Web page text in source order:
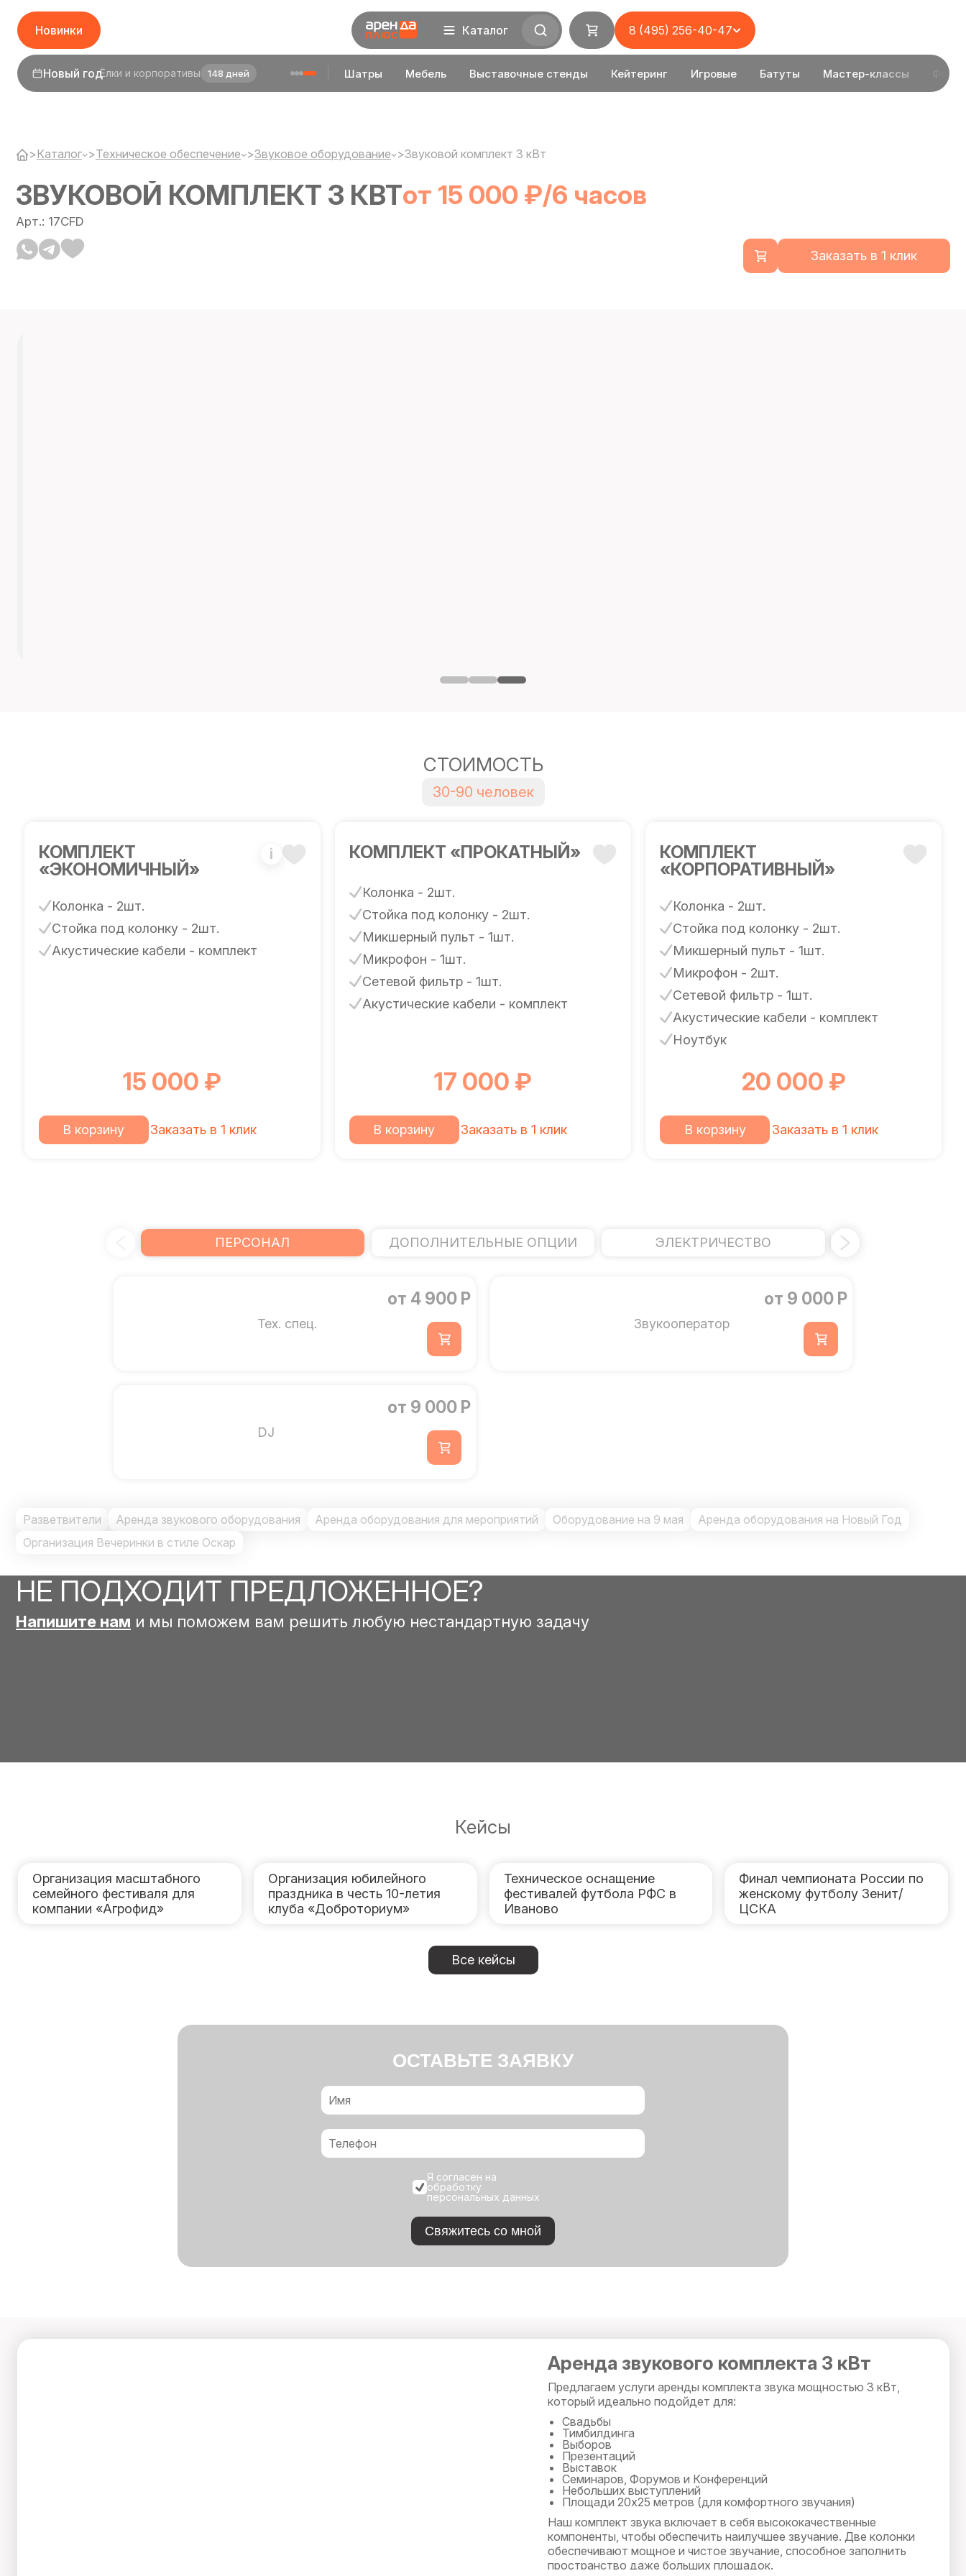
Новинки
1 сентябряДень знаний 26 дней Шатры Мебель Выставочные стенды Кейтеринг Игровые Батуты Мастер-классы
Каталог 8 (495) 256-40-47
>Каталог >Техническое обеспечение >Звуковое оборудование >Звуковой комплект 3 кВт
ЗВУКОВОЙ КОМПЛЕКТ 3 КВТот 15 000 ₽/6 часов
Арт.: 17CFD
Заказать в 1 клик
СТОИМОСТЬ
30-90 человек
КОМПЛЕКТ
«ЭКОНОМИЧНЫЙ»
i
Колонка - 2шт.
Стойка под колонку - 2шт.
Акустические кабели - комплект
15 000 ₽
В корзину Заказать в 1 клик
КОМПЛЕКТ «ПРОКАТНЫЙ»
Колонка - 2шт.
Стойка под колонку - 2шт.
Микшерный пульт - 1шт.
Микрофон - 1шт.
Сетевой фильтр - 1шт.
Акустические кабели - комплект
17 000 ₽
В корзину Заказать в 1 клик
КОМПЛЕКТ
«КОРПОРАТИВНЫЙ»
Колонка - 2шт.
Стойка под колонку - 2шт.
Микшерный пульт - 1шт.
Микрофон - 2шт.
Сетевой фильтр - 1шт.
Акустические кабели - комплект
Ноутбук
20 000 ₽
В корзину Заказать в 1 клик
ПЕРСОНАЛ ДОПОЛНИТЕЛЬНЫЕ ОПЦИИ ЭЛЕКТРИЧЕСТВО
Тех. спец.
от 4 900 Р
Звукооператор
от 9 000 Р
DJ
от 9 000 Р
Разветвители Аренда звукового оборудования Аренда оборудования для мероприятий Оборудование на 9 мая
Аренда оборудования на Новый Год
Организация Вечеринки в стиле Оскар
НЕ ПОДХОДИТ ПРЕДЛОЖЕННОЕ?
Напишите нам и мы поможем вам решить любую нестандартную задачу
Кейсы
Организация масштабного
семейного фестиваля для
компании «Агрофид»
Организация юбилейного
праздника в честь 10-летия
клуба «Доброториум»
Техническое оснащение
фестивалей футбола РФС в
Иваново
Финал чемпионата России по
женскому футболу Зенит/
ЦСКА
Все кейсы
ОСТАВЬТЕ ЗАЯВКУ
Я согласен на
обработку
персональных данных
Свяжитесь со мной
Аренда звукового комплекта 3 кВт
Предлагаем услуги аренды комплекта звука мощностью 3 кВт,
который идеально подойдет для:
Свадьбы
Тимбилдинга
Выборов
Презентаций
Выставок
Семинаров, Форумов и Конференций
Небольших выступлений
Площади 20х25 метров (для комфортного звучания)
Наш комплект звука включает в себя высококачественные
компоненты, чтобы обеспечить наилучшее звучание. Две колонки
обеспечивают мощное и чистое звучание, способное заполнить
пространство даже больших площадок.